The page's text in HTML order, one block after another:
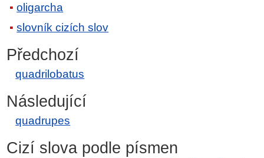
oligarcha
slovník cizích slov
Předchozí
quadrilobatus
Následující
quadrupes
Cizí slova podle písmen